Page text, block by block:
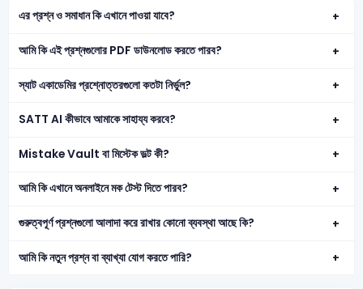
এর প্রশ্ন ও সমাধান কি এখানে পাওয়া যাবে?
আমি কি এই প্রশ্নগুলোর PDF ডাউনলোড করতে পারব?
স্যাট একাডেমির প্রশ্নোত্তরগুলো কতটা নির্ভুল?
SATT AI কীভাবে আমাকে সাহায্য করবে?
Mistake Vault বা মিস্টেক ভল্ট কী?
আমি কি এখানে অনলাইনে মক টেস্ট দিতে পারব?
গুরুত্বপূর্ণ প্রশ্নগুলো আলাদা করে রাখার কোনো ব্যবস্থা আছে কি?
আমি কি নতুন প্রশ্ন বা ব্যাখ্যা যোগ করতে পারি?